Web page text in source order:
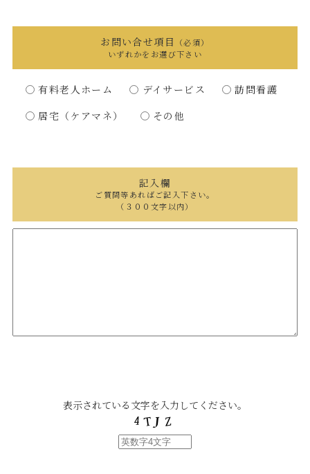
お問い合せ項目
（必須）
いずれかをお選び下さい
有料老人ホーム デイサービス
訪問看護
居宅（ケアマネ）
その他
記入欄
ご質問等あればご記入下さい。
（３００文字以内）
表示されている文字を入力してください。